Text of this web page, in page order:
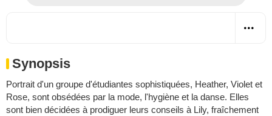
Synopsis
Portrait d'un groupe d'étudiantes sophistiquées, Heather, Violet et
Rose, sont obsédées par la mode, l'hygiène et la danse. Elles
sont bien décidées à prodiguer leurs conseils à Lily, fraîchement